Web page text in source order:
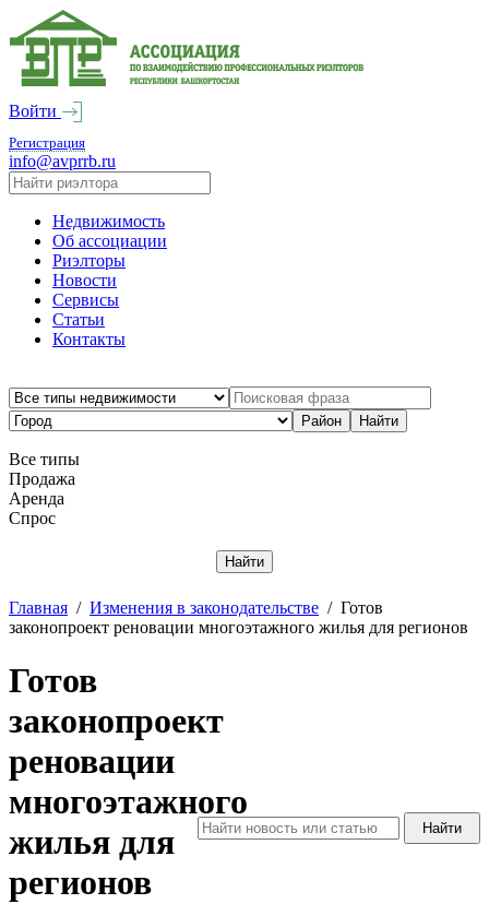
Войти
Регистрация
info@avprrb.ru
Недвижимость
Об ассоциации
Риэлторы
Новости
Сервисы
Статьи
Контакты
Все типы
Продажа
Аренда
Спрос
Главная / Изменения в законодательстве / Готов
законопроект реновации многоэтажного жилья для регионов
Готов
законопроект
реновации
многоэтажного
жилья для
регионов